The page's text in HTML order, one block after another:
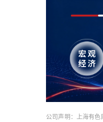
公司声明：上海有